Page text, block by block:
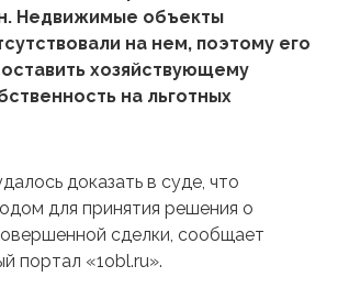
Недвижимые объекты
на нем, поэтому его
хозяйствующему
на льготных
доказать в суде, что
для принятия решения о
сделки, сообщает
портал «1obl.ru».